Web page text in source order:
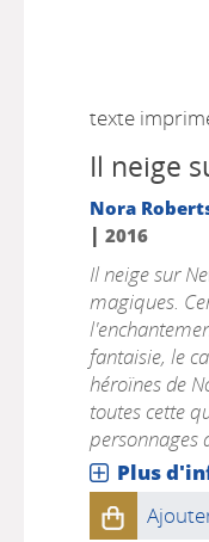
texte
Il neige
Nora
| 2016
Il neige sur
magiques.
fantaisie, le
héroïnes de
toutes cette
personnages
Plus